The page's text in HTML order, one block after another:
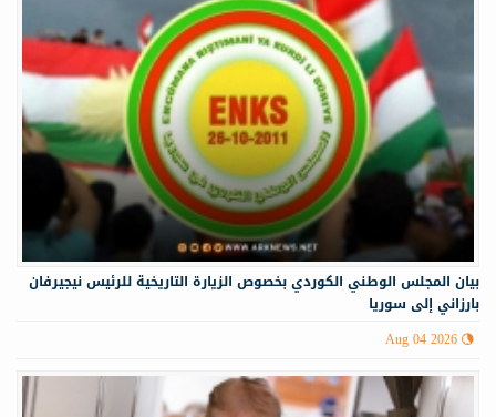
‏‏بيان المجلس الوطني الكوردي بخصوص الزيارة التاريخية للرئيس نيجيرفان
بارزاني إلى سوريا
Aug 04 2026